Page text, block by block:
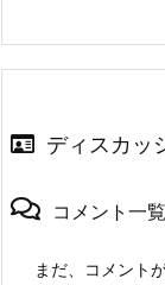
ディスカッ
コメント一覧
まだ、コメント